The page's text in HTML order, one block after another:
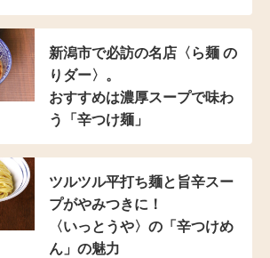
新潟市で必訪の名店 〈ら麺 の
りダー〉。
おすすめは濃厚スープで味わ
う「辛つけ麺」
ツルツル平打ち麺と 旨辛スー
プがやみつきに！
〈いっとうや〉の 「辛つけめ
ん」の魅力